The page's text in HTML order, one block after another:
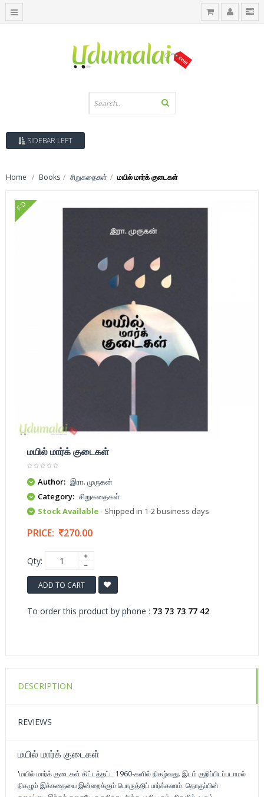
SIDEBAR LEFT
Home Books சிறுகதைகள் மயில் மார்க் குடைகள்
FD
மயில் மார்க் குடைகள்
Author: இரா. முருகன்
Category: சிறுகதைகள்
Stock Available- Shipped in 1-2 business days
PRICE: 270.00
Qty:
ADD TO CART
To order this product by phone : 73 73 73 77 42
DESCRIPTION
REVIEWS
மயில் மார்க் குடைகள்
'மயில் மார்க் குடைகள் கிட்டத்தட்ட 1960-களில் நிகழ்வது. இடம் குறிப்பிடப்படாமல்
நிகழும் இக்கதையை இன்றைக்கும் பொருத்திப் பார்க்கலாம். தொகுப்பின்